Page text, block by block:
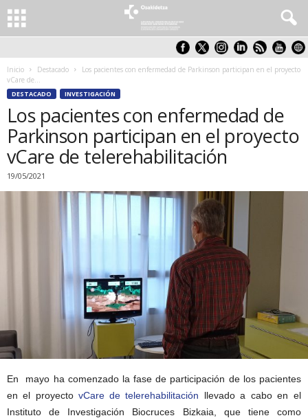
Inicio Destacado
Los pacientes con enfermedad de Parkinson participan en el proyecto
vCare de...
DESTACADO INVESTIGACIÓN
Los pacientes con enfermedad de
Parkinson participan en el proyecto
vCare de telerehabilitación
19/05/2021
En mayo ha comenzado la fase de participación de los pacientes
en el proyecto vCare de telerehabilitación llevado a cabo en el
Instituto de Investigación Biocruces Bizkaia, que tiene como